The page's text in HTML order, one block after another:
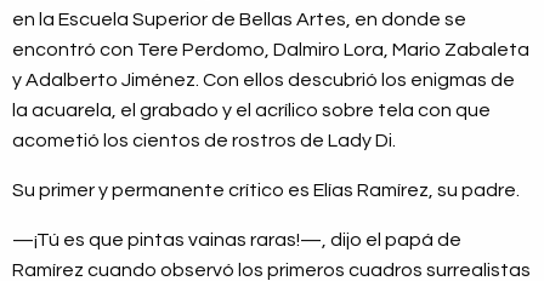
en la Escuela Superior de Bellas Artes, en donde se
encontró con Tere Perdomo, Dalmiro Lora, Mario Zabaleta
y Adalberto Jiménez. Con ellos descubrió los enigmas de
la acuarela, el grabado y el acrílico sobre tela con que
acometió los cientos de rostros de Lady Di.
Su primer y permanente crítico es Elías Ramírez, su padre.
—¡Tú es que pintas vainas raras!—, dijo el papá de
Ramírez cuando observó los primeros cuadros surrealistas